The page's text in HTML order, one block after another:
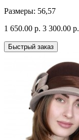
Размеры: 56,57
1 650.00 р. 3 300.00 р.
Быстрый заказ